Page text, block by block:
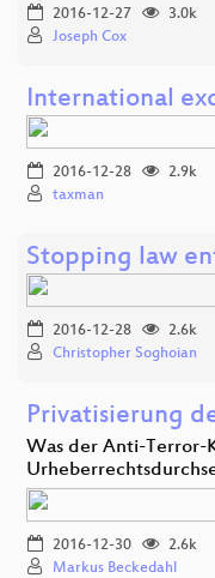
2016-12-27
3.0k
Joseph Cox
International
2016-12-28
2.9k
taxman
Stopping law
2016-12-28
2.6k
Christopher Soghoian
Privatisierung
Was der Anti-Terror-
2016-12-30
2.6k
Markus Beckedahl